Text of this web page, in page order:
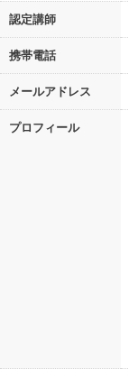
認定講師
携帯電話
メールアドレス
プロフィール